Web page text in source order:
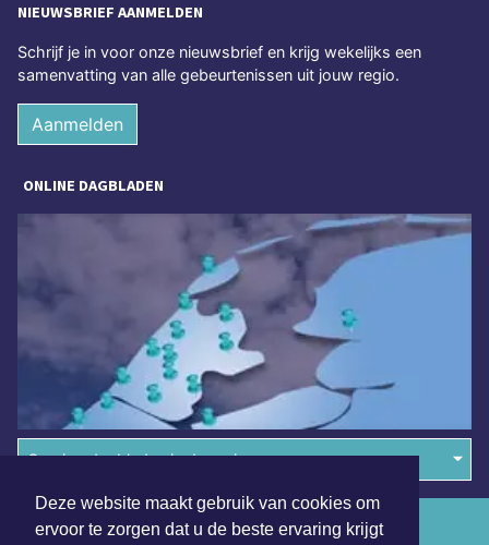
Deze website maakt gebruik van cookies om
ervoor te zorgen dat u de beste ervaring krijgt
NIEUWSBRIEF AANMELDEN
Schrijf je in voor onze nieuwsbrief en krijg wekelijks een
samenvatting van alle gebeurtenissen uit jouw regio.
Aanmelden
ONLINE DAGBLADEN
Overige dagbladen in de regio
Algemene voorwaarden